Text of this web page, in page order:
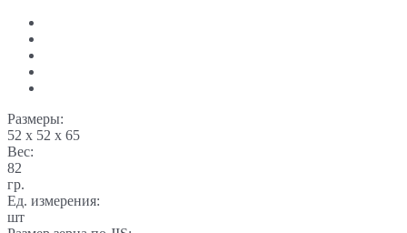
Размеры:
52 x 52 x 65
Вес:
82
гр.
Ед. измерения:
шт